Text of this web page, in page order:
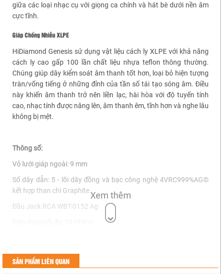
giữa các loại nhạc cụ với giọng ca chính và hát bè dưới nền âm
cực tĩnh.
Giáp Chống Nhiễu XLPE
HiDiamond Genesis sử dụng vật liệu cách ly XLPE với khả năng
cách ly cao gấp 100 lần chất liệu nhựa teflon thông thường.
Chúng giúp dây kiểm soát âm thanh tốt hơn, loại bỏ hiện tượng
tràn/vống tiếng ở những đỉnh của tần số tái tạo sóng âm. Điều
này khiến âm thanh trở nên liền lạc, hài hòa với độ tuyến tính
cao, nhạc tính được nâng lên, âm thanh êm, tĩnh hơn và nghe lâu
không bị mệt.
Thông số:
Vỏ lưới giáp ngoài: 9 mm
Số dây dẫn: 5 - lõi dây đồng và bạc công nghệ 4VRC999%AG©
kết hợp than chì Graphite
Đầu Jack RCA WBT-0152 Ag
Trở kháng cách điện: 11 Ohm / km
Vận tốc đạt: 95.3 %
Xem thêm
SẢN PHẨM LIÊN QUAN